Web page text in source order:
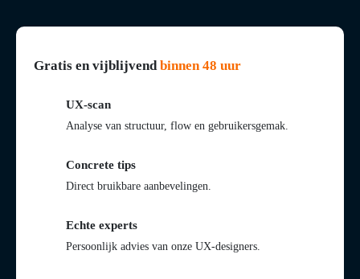
Gratis en vijblijvendbinnen 48 uur
UX-scan
Analyse van structuur, flow en gebruikersgemak.
Concrete tips
Direct bruikbare aanbevelingen.
Echte experts
Persoonlijk advies van onze UX-designers.